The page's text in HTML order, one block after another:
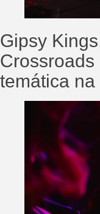
Gipsy
temática